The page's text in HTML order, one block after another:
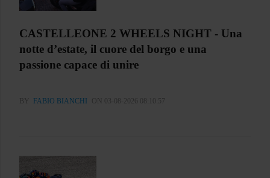
CASTELLEONE 2 WHEELS NIGHT - Una
notte d’estate, il cuore del borgo e una
passione capace di unire
BY FABIO BIANCHI ON 03-08-2026 08:10:57